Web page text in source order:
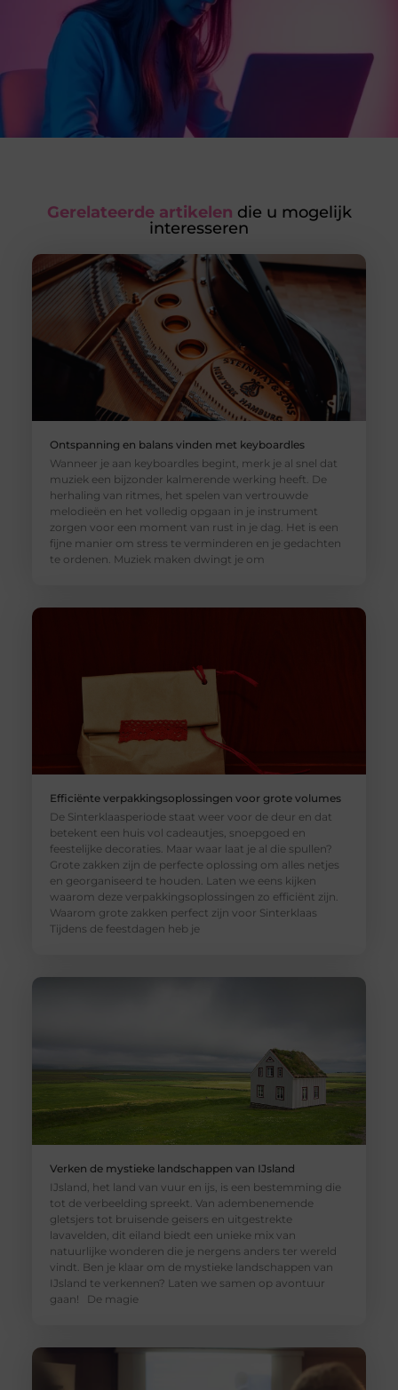
Gerelateerde artikelen die u mogelijk
interesseren
Ontspanning en balans vinden met keyboardles
Wanneer je aan keyboardles begint, merk je al snel dat
muziek een bijzonder kalmerende werking heeft. De
herhaling van ritmes, het spelen van vertrouwde
melodieën en het volledig opgaan in je instrument
zorgen voor een moment van rust in je dag. Het is een
fijne manier om stress te verminderen en je gedachten
te ordenen. Muziek maken dwingt je om
Efficiënte verpakkingsoplossingen voor grote volumes
De Sinterklaasperiode staat weer voor de deur en dat
betekent een huis vol cadeautjes, snoepgoed en
feestelijke decoraties. Maar waar laat je al die spullen?
Grote zakken zijn de perfecte oplossing om alles netjes
en georganiseerd te houden. Laten we eens kijken
waarom deze verpakkingsoplossingen zo efficiënt zijn.
Waarom grote zakken perfect zijn voor Sinterklaas
Tijdens de feestdagen heb je
Verken de mystieke landschappen van IJsland
IJsland, het land van vuur en ijs, is een bestemming die
tot de verbeelding spreekt. Van adembenemende
gletsjers tot bruisende geisers en uitgestrekte
lavavelden, dit eiland biedt een unieke mix van
natuurlijke wonderen die je nergens anders ter wereld
vindt. Ben je klaar om de mystieke landschappen van
IJsland te verkennen? Laten we samen op avontuur
gaan! De magie